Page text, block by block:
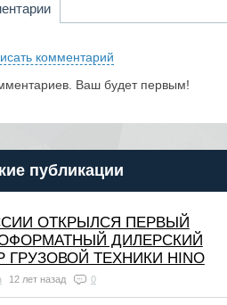
комментарий
Ваш будет первым!
публикации
ОТКРЫЛСЯ ПЕРВЫЙ
ДИЛЕРСКИЙ
ГРУЗОВОЙ ТЕХНИКИ HINO
12 лет назад 0